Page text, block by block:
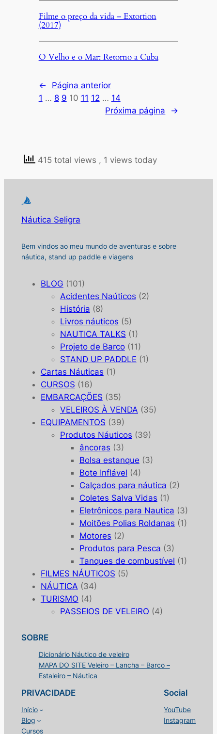
Filme o preço da vida – Extortion
(2017)
O Velho e o Mar: Retorno a Cuba
←
Página anterior
1 … 8 9 10 11 12 … 14
Próxima página
→
415 total views , 1 views today
Náutica Seligra
Bem vindos ao meu mundo de aventuras e sobre
náutica, stand up paddle e viagens
BLOG (101)
Acidentes Naúticos (2)
História (8)
Livros náuticos (5)
NAUTICA TALKS (1)
Projeto de Barco(11)
STAND UP PADDLE (1)
Cartas Náuticas (1)
CURSOS (16)
EMBARCAÇÕES (35)
VELEIROS À VENDA (35)
EQUIPAMENTOS (39)
Produtos Náuticos (39)
âncoras (3)
Bolsa estanque (3)
Bote Inflável (4)
Calçados para náutica (2)
Coletes Salva Vidas (1)
Eletrônicos para Nautica (3)
Moitões Polias Roldanas (1)
Motores (2)
Produtos para Pesca (3)
Tanques de combustível (1)
FILMES NÁUTICOS (5)
NÁUTICA (34)
TURISMO (4)
PASSEIOS DE VELEIRO (4)
SOBRE
Dicionário Náutico de veleiro
MAPA DO SITE Veleiro – Lancha – Barco –
Estaleiro – Náutica
PRIVACIDADE
Início
Blog
Cursos
Social
YouTube
Instagram